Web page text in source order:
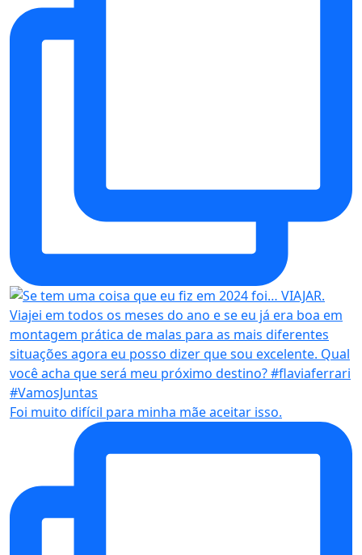
Foi muito difícil para minha mãe aceitar isso.